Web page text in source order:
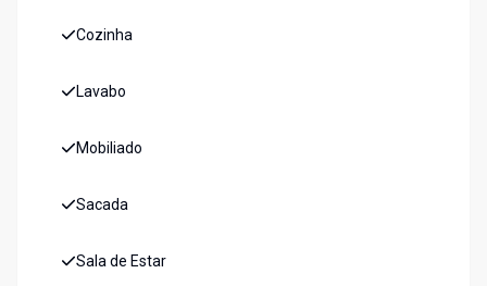
Cozinha
Lavabo
Mobiliado
Sacada
Sala de Estar